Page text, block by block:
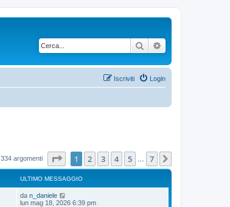
Cerca
Login
Iscriviti
334 argomenti Pagina1 di
1 2 3 4 5 7
ULTIMO MESSAGGIO
da n_daniele
lun mag 18, 2026 6:39 pm